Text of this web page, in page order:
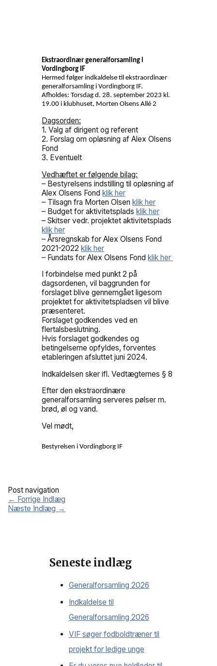
Ekstraordinær generalforsamling i
Vordingborg IF
Hermed følger indkaldelse til ekstraordinær
generalforsamling i Vordingborg IF.
Afholdes: Torsdag d. 28. september 2023 kl.
19.00 i klubhuset, Morten Olsens Allé 2
Dagsorden:
1. Valg af dirigent og referent
2. Forslag om opløsning af Alex Olsens
Fond
3. Eventuelt
Vedhæftet er følgende bilag:
– Bestyrelsens indstilling til opløsning af
Alex Olsens Fondklik her
– Tilsagn fra Morten Olsenklik her
– Budget for aktivitetspladsklik her
– Skitser vedr. projektet aktivitetsplads
klik her
– Årsregnskab for Alex Olsens Fond
2021-2022klik her
– Fundats for Alex Olsens Fondklik her
I forbindelse med punkt 2 på
dagsordenen, vil baggrunden for
forslaget blive gennemgået ligesom
projektet for aktivitetspladsen vil blive
præsenteret.
Forslaget godkendes ved en
flertalsbeslutning.
Hvis forslaget godkendes og
betingelserne opfyldes, forventes
etableringen afsluttet juni 2024.
Indkaldelsen sker ifl. Vedtægternes § 8
Efter den ekstraordinære
generalforsamling serveres pølser m.
brød, øl og vand.
Vel mødt,
Bestyrelsen i Vordingborg IF
Post navigation
← Forrige Indlæg
Næste Indlæg →
Seneste indlæg
Generalforsamling 2026
Indkaldelse til
Generalforsamling 2026
VIF søger fodboldtræner til
projekt for ledige unge